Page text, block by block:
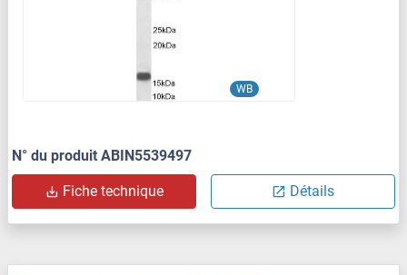
WB
N° du produit ABIN5539497
Fiche technique Détails